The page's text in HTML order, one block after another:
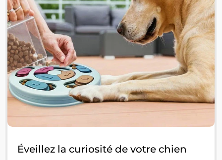
Éveillez la curiosité de votre chien